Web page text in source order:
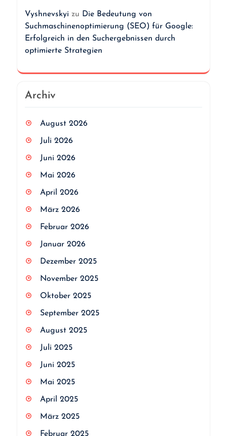
Vyshnevskyi zu Die Bedeutung von
Suchmaschinenoptimierung (SEO) für Google:
Erfolgreich in den Suchergebnissen durch
optimierte Strategien
Archiv
August 2026
Juli 2026
Juni 2026
Mai 2026
April 2026
März 2026
Februar 2026
Januar 2026
Dezember 2025
November 2025
Oktober 2025
September 2025
August 2025
Juli 2025
Juni 2025
Mai 2025
April 2025
März 2025
Februar 2025